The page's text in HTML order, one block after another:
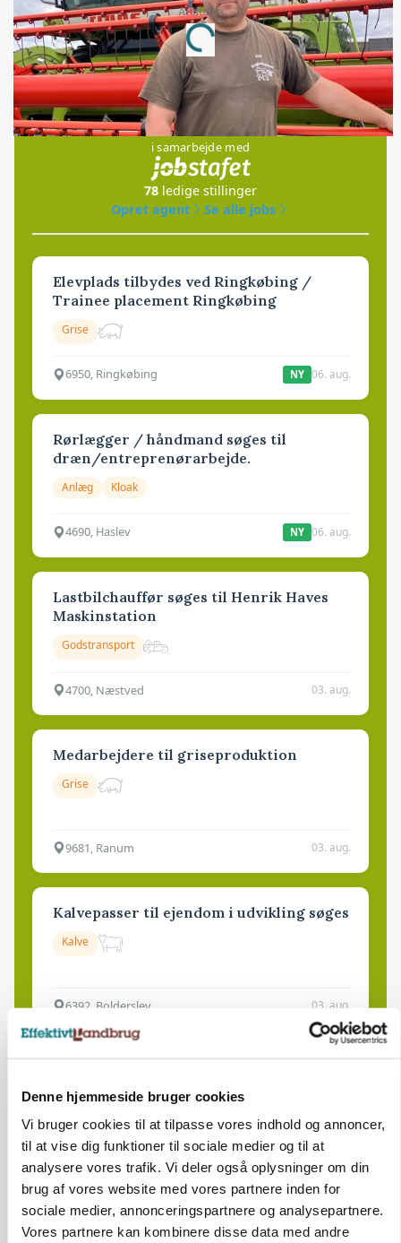
Denne hjemmeside bruger cookies
Vi bruger cookies til at tilpasse vores indhold og annoncer,
til at vise dig funktioner til sociale medier og til at
analysere vores trafik. Vi deler også oplysninger om din
brug af vores website med vores partnere inden for
sociale medier, annonceringspartnere og analysepartnere.
Vores partnere kan kombinere disse data med andre
Annonce
Loading...
Jobs
i samarbejde med
78 ledige stillinger
Opret agent
Se alle jobs
Elevplads tilbydes ved Ringkøbing /
Trainee placement Ringkøbing
Grise
6950, Ringkøbing NY 06. aug.
Rørlægger / håndmand søges til
dræn/entreprenørarbejde.
Anlæg Kloak
4690, Haslev NY 06. aug.
Lastbilchauffør søges til Henrik Haves
Maskinstation
Godstransport
4700, Næstved 03. aug.
Medarbejdere til griseproduktion
Grise
9681, Ranum 03. aug.
Kalvepasser til ejendom i udvikling søges
Kalve
6392, Bolderslev 03. aug.
Klimastald
9670, Løgstør 03. aug.